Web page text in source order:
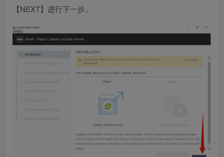
【NEXT】进行下一步。